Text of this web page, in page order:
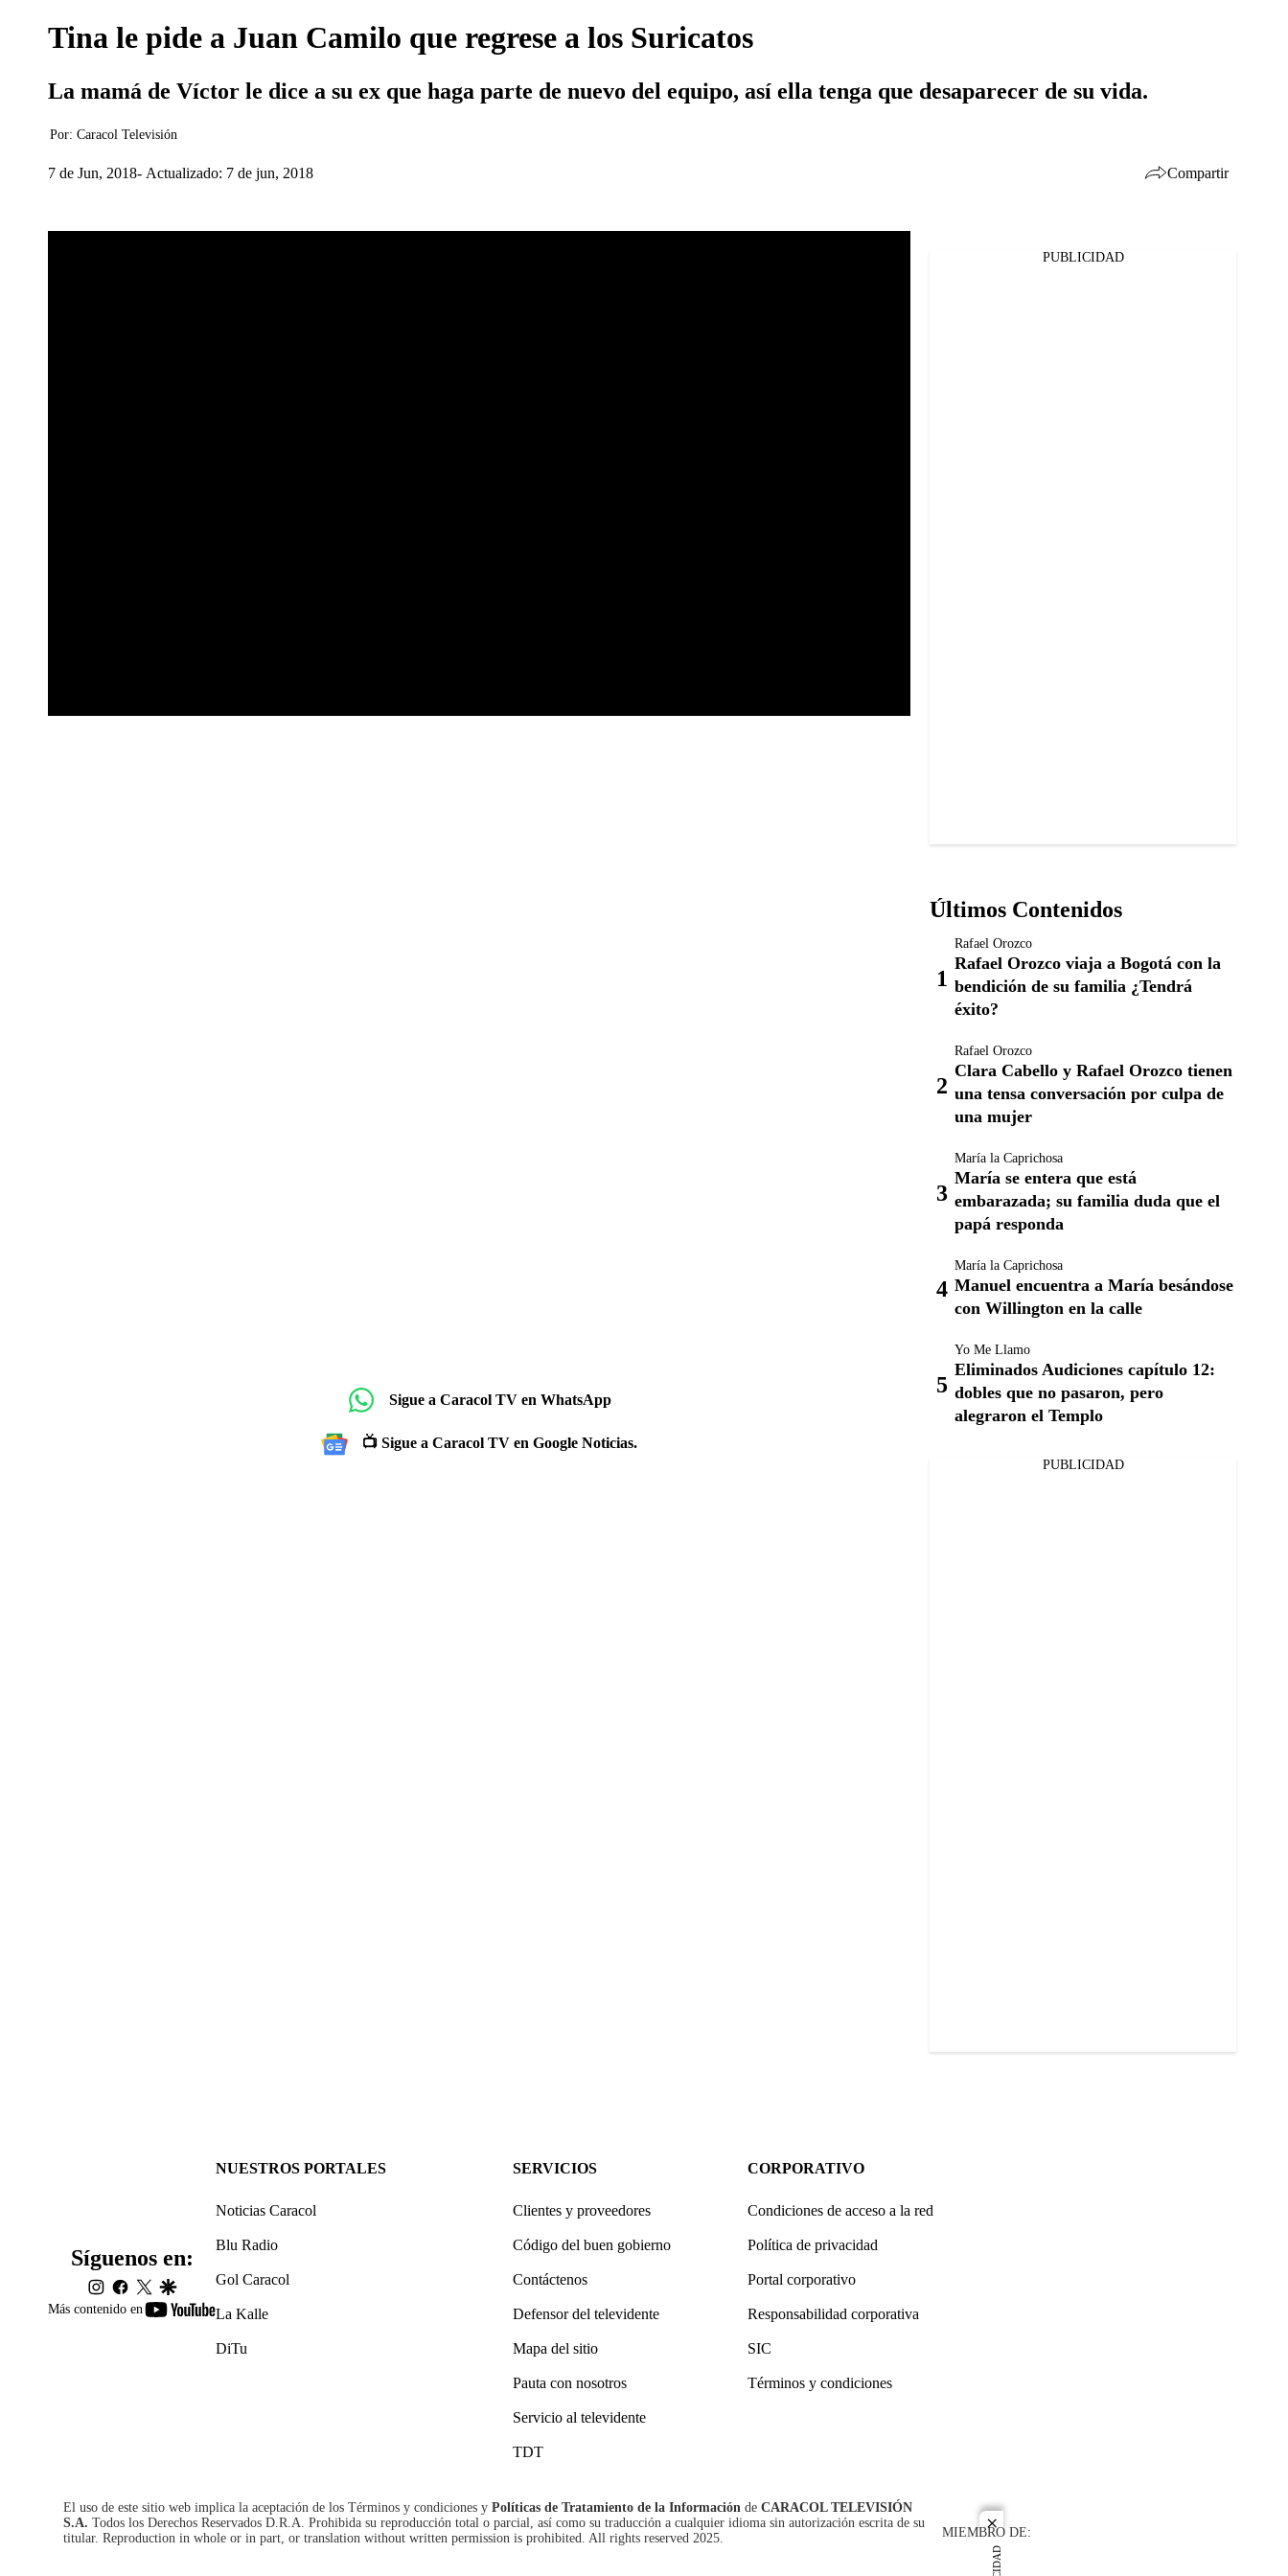
close
Tina le pide a Juan Camilo que regrese a los Suricatos
La mamá de Víctor le dice a su ex que haga parte de nuevo del equipo, así ella tenga que desaparecer de su vida.
Por: Caracol Televisión
7 de Jun, 2018 Actualizado: 7 de jun, 2018 Compartir
Sigue a Caracol TV en WhatsApp
📺 Sigue a Caracol TV en Google Noticias.
PUBLICIDAD
Últimos Contenidos
Rafael Orozco
Rafael Orozco viaja a Bogotá con la
bendición de su familia ¿Tendrá
éxito?
Rafael Orozco
Clara Cabello y Rafael Orozco tienen
una tensa conversación por culpa de
una mujer
María la Caprichosa
María se entera que está
embarazada; su familia duda que el
papá responda
María la Caprichosa
Manuel encuentra a María besándose
con Willington en la calle
Yo Me Llamo
Eliminados Audiciones capítulo 12:
dobles que no pasaron, pero
alegraron el Templo
PUBLICIDAD
Más contenido en
youtube-
Síguenos en:
instagram
facebook
twittergoogle
NUESTROS PORTALES
Noticias Caracol
Blu Radio
Gol Caracol
La Kalle
DiTu
SERVICIOS
Clientes y proveedores
Código del buen gobierno
Contáctenos
Defensor del televidente
Mapa del sitio
Pauta con nosotros
Servicio al televidente
TDT
CORPORATIVO
Condiciones de acceso a la red
Política de privacidad
Portal corporativo
Responsabilidad corporativa
SIC
Términos y condiciones
El uso de este sitio web implica la aceptación de los Términos y condiciones y Políticas de Tratamiento de la Información de CARACOL TELEVISIÓN
S.A. Todos los Derechos Reservados D.R.A. Prohibida su reproducción total o parcial, así como su traducción a cualquier idioma sin autorización escrita de su
titular. Reproduction in whole or in part, or translation without written permission is prohibited. All rights reserved 2025.
MIEMBRO DE: